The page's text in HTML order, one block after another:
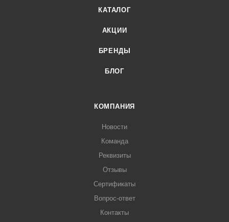
КАТАЛОГ
АКЦИИ
БРЕНДЫ
БЛОГ
КОМПАНИЯ
Новости
Команда
Реквизиты
Отзывы
Сертификаты
Вопрос-ответ
Контакты